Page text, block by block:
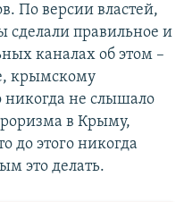
По версии властей,
сделали правильное и
каналах об этом –
крымскому
никогда не слышало
в Крыму,
до этого никогда
это делать.